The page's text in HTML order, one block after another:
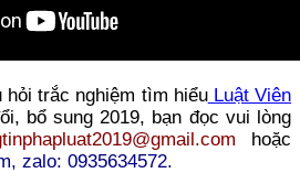
trắc nghiệm tìm hiểuLuật Viên
bổ sung 2019, bạn đọc vui lòng
hoặc
zalo: 0935634572.